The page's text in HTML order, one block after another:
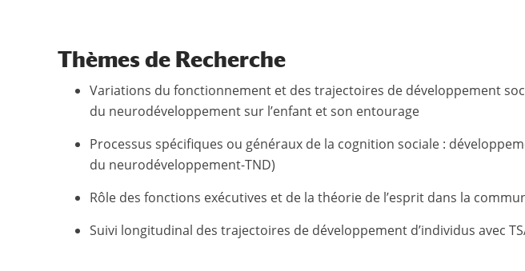
Thèmes de Recherche
Variations du fonctionnement et des trajectoires de développement
du neurodéveloppement sur l’enfant et son entourage
Processus spécifiques ou généraux de la cognition sociale :
du neurodéveloppement-TND)
Rôle des fonctions exécutives et de la théorie de l’esprit dans la
Suivi longitudinal des trajectoires de développement d’individus avec